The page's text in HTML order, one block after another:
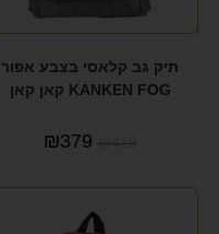
תיק גב קלאסי בצבע אפור
KANKEN FOG קאן קאן
₪419
₪379